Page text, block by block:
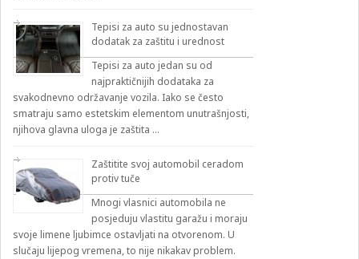
Tepisi za auto su jednostavan
dodatak za zaštitu i urednost
Tepisi za auto jedan su od
najpraktičnijih dodataka za
svakodnevno održavanje vozila. Iako se često
smatraju samo estetskim elementom unutrašnjosti,
njihova glavna uloga je zaštita …
Zaštitite svoj automobil ceradom
protiv tuče
Mnogi vlasnici automobila ne
posjeduju vlastitu garažu i moraju
svoje limene ljubimce ostavljati na otvorenom. U
slučaju lijepog vremena, to nije nikakav problem.